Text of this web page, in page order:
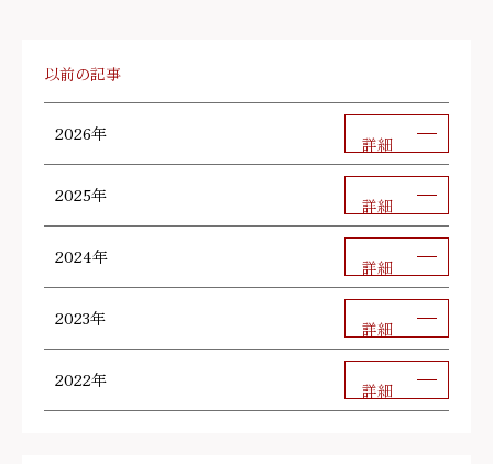
以前の記事
2026年 詳細
2025年 詳細
2024年 詳細
2023年 詳細
2022年 詳細